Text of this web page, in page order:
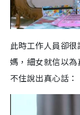
此時工作人員卻
媽，細女就信以
不住說出真心話：